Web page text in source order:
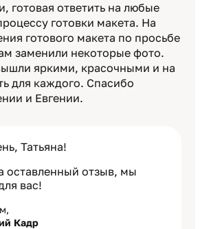
готовая ответить на любые
готовки макета. На
готового макета по просьбе
заменили некоторые фото.
яркими, красочными и на
для каждого. Спасибо
и Евгении.
Татьяна!
оставленный отзыв, мы
вас!
Кадр